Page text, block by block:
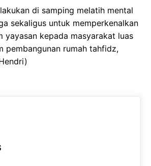
di samping melatih mental
sekaligus untuk memperkenalkan
yayasan kepada masyarakat luas
pembangunan rumah tahfidz,